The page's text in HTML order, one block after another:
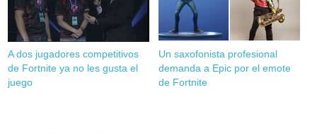
A dos jugadores competitivos
de Fortnite ya no les gusta el
juego
Un saxofonista profesional
demanda a Epic por el emote
de Fortnite